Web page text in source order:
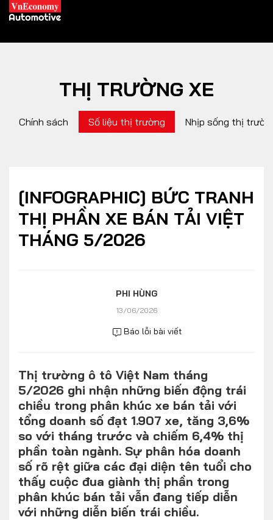
XE XANH
Xe điện
THỊ TRƯỜNG XE DOANH NGHIỆP
Infographics
Album ảnh
Video
TRA CỨU XE
HÃNG XE MODEL
THỊ TRƯỜNG XE
Chính sách Số liệu thị trường Nhịp sống thị
[INFOGRAPHIC] BỨC TRANH
THỊ PHẦN XE BÁN TẢI VIỆT
THÁNG 5/2026
PHI HÙNG
13/06/2026
Báo lỗi bài viết
Thị trường ô tô Việt Nam tháng
5/2026 ghi nhận những biến động trái
chiều trong phân khúc xe bán tải với
tổng doanh số đạt 1.907 xe, tăng 3,6%
so với tháng trước và chiếm 6,4% thị
phần toàn ngành. Sự phân hóa doanh
số rõ rệt giữa các đại diện tên tuổi cho
thấy cuộc đua giành thị phần trong
phân khúc bán tải vẫn đang tiếp diễn
với những diễn biến trái chiều.